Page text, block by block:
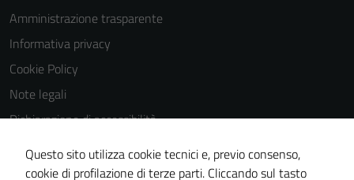
Amministrazione trasparente
Informativa privacy
Cookie Policy
Note legali
Dichiarazione di accessibilità
Dichiarazione di accessibilità Servizi
Whistleblowing
Questo sito utilizza cookie tecnici e, previo consenso,
cookie di profilazione di terze parti. Cliccando sul tasto